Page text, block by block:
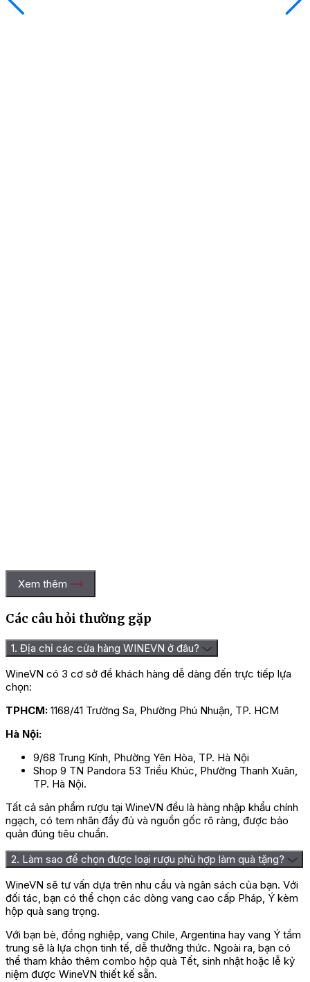
Rượu Vang Phonico Primitivo Del Salento
Phương pháp sản xuất rượu Vang Phonico
Primitivo Del Salento
Rượu Vang Phonico Primitivo Del Salento thể hiện sự
thơm ngon và đậm đà độc đáo nhờ vào quy trình sản
hoạch, những trái nho Primitivo chín tới sẽ trải qua quá
trình ép lấy nước và ủ trong những thùng gỗ sồi Pháp
trong khoảng 12 tháng. Tiếp theo, rượu được đóng chai
và lưu trữ thêm 6 tháng để đảm bảo sự trưởng thành tốt
nhất trước khi đưa ra thị trường.
Chairượu Vang Ýnày không chỉ mang đến hương vị
đặc trưng mà còn chứa đựng những giá trị tinh thần
tuyệt vời. Sự tươi mới và tràn đầy tình yêu, hạnh phúc
của rượu tạo nên không khí gần gũi, giao thoa giữa con
người, làm cho mỗi khoảnh khắc trở nên ý nghĩa hơn.
Giá rượu Vang Phonico Primitivo
Del Salento
Xem thêm
Các câu hỏi thường gặp
1. Địa chỉ các cửa hàng WINEVN ở đâu?
WineVN có 3 cơ sở để khách hàng dễ dàng đến trực tiếp lựa
chọn:
TPHCM: 1168/41 Trường Sa, Phường Phú Nhuận, TP. HCM
Hà Nội:
9/68 Trung Kính, Phường Yên Hòa, TP. Hà Nội
Shop 9 TN Pandora 53 Triều Khúc, Phường Thanh Xuân,
TP. Hà Nội.
Tất cả sản phẩm rượu tại WineVN đều là hàng nhập khẩu chính
ngạch, có tem nhãn đầy đủ và nguồn gốc rõ ràng, được bảo
quản đúng tiêu chuẩn.
2. Làm sao để chọn được loại rượu phù hợp làm quà tặng?
WineVN sẽ tư vấn dựa trên nhu cầu và ngân sách của bạn. Với
đối tác, bạn có thể chọn các dòng vang cao cấp Pháp, Ý kèm
hộp quà sang trọng.
Với bạn bè, đồng nghiệp, vang Chile, Argentina hay vang Ý tầm
trung sẽ là lựa chọn tinh tế, dễ thưởng thức. Ngoài ra, bạn có
thể tham khảo thêm combo hộp quà Tết, sinh nhật hoặc lễ kỷ
niệm được WineVN thiết kế sẵn.